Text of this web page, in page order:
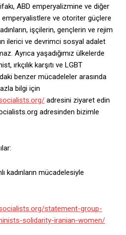
ABD emperyalizmine ve diğer
ve otoriter güçlere
işçilerin, gençlerin ve rejim
ilerici ve devrimci sosyal adalet
Ayrıca yaşadığımız ülkelerde
ırkçılık karşıtı ve LGBT
benzer mücadeleler arasında
bilgi için
adresini ziyaret edin
adresinden bizimle
kadınların mücadelesiyle
statement-group-
solidarity-iranian-women/